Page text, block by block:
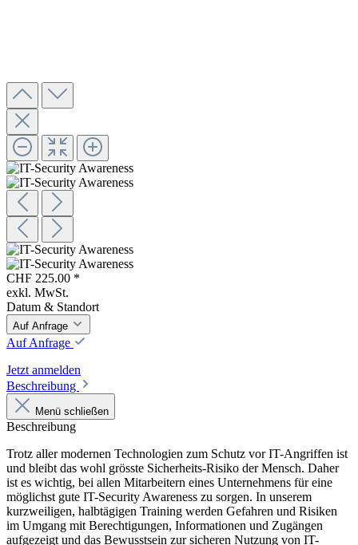
CHF 225.00 *
exkl. MwSt.
Datum & Standort
Auf Anfrage
Auf Anfrage
Jetzt anmelden
Beschreibung
Menü schließen
Beschreibung
Trotz aller modernen Technologien zum Schutz vor IT-Angriffen ist
und bleibt das wohl grösste Sicherheits-Risiko der Mensch. Daher
ist es wichtig, bei allen Mitarbeitern eines Unternehmens für eine
möglichst gute IT-Security Awareness zu sorgen. In unserem
kurzweiligen, halbtägigen Training werden Gefahren und Risiken
im Umgang mit Berechtigungen, Informationen und Zugängen
aufgezeigt und das Bewusstsein zur sicheren Nutzung von IT-